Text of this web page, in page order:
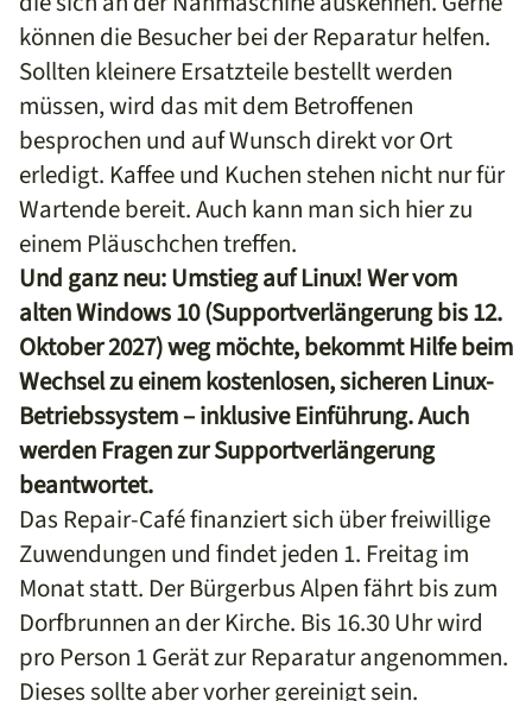
können die Besucher bei der Reparatur helfen.
Sollten kleinere Ersatzteile bestellt werden
müssen, wird das mit dem Betroffenen
besprochen und auf Wunsch direkt vor Ort
erledigt. Kaffee und Kuchen stehen nicht nur für
Wartende bereit. Auch kann man sich hier zu
einem Pläuschchen treffen.
Und ganz neu: Umstieg auf Linux! Wer vom
alten Windows 10 (Supportverlängerung bis 12.
Oktober 2027) weg möchte, bekommt Hilfe beim
Wechsel zu einem kostenlosen, sicheren Linux-
Betriebssystem – inklusive Einführung. Auch
werden Fragen zur Supportverlängerung
beantwortet.
Das Repair-Café finanziert sich über freiwillige
Zuwendungen und findet jeden 1. Freitag im
Monat statt. Der Bürgerbus Alpen fährt bis zum
Dorfbrunnen an der Kirche. Bis 16.30 Uhr wird
pro Person 1 Gerät zur Reparatur angenommen.
Dieses sollte aber vorher gereinigt sein.